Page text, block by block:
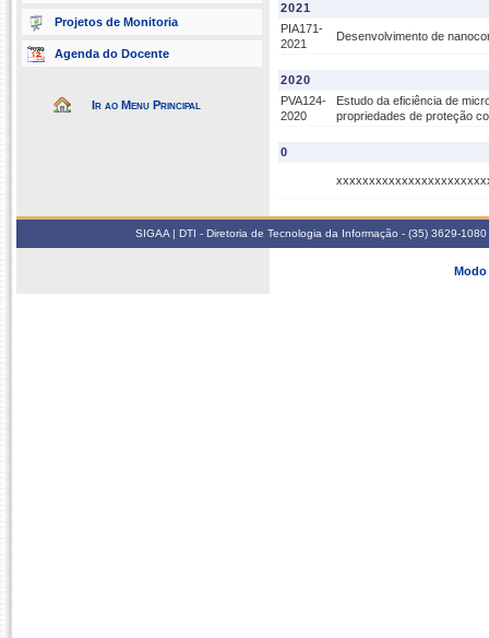
Projetos de Monitoria
Agenda do Docente
Ir ao Menu Principal
2021
PIA171-
2021
Desenvolvimento de
2020
PVA124-
2020
Estudo da eficiência de
propriedades de proteção
0
SIGAA | DTI - Diretoria de Tecnologia da Informação - (35) 3629-
Modo